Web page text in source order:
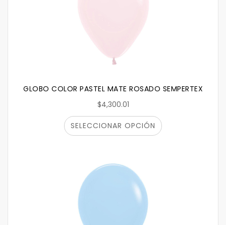
GLOBO COLOR PASTEL MATE ROSADO SEMPERTEX
$4,300.01
SELECCIONAR OPCIÓN